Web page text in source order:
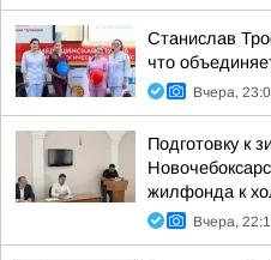
Станислав
что
Вчера,
Подготовку к
жилфонда к
Вчера,